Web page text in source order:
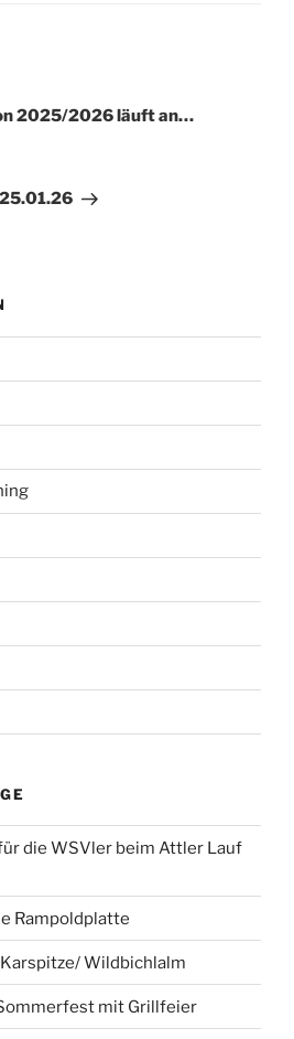
2025/2026 läuft an…
die WSVler beim Attler Lauf
Rampoldplatte
Wildbichlalm
mit Grillfeier